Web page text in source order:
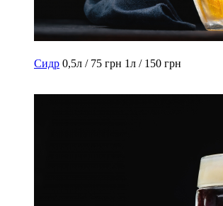
Сидр 0,5л / 75 грн 1л / 150 грн